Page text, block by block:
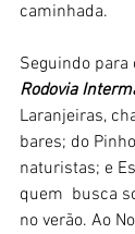
caminhada.
Seguindo para
Rodovia
Laranjeiras,
bares; do
naturistas; e
quem  busca
no verão. Ao